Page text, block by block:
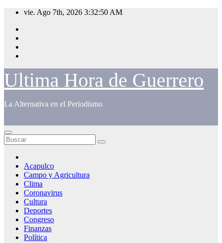
Saltar
contenido
vie. Ago 7th, 2026 3:32:50 AM
Ultima Hora de Guerrero
La Alternativa en el Periodismo
Acapulco
Campo y Agricultura
Clima
Coronavirus
Cultura
Deportes
Congreso
Finanzas
Política